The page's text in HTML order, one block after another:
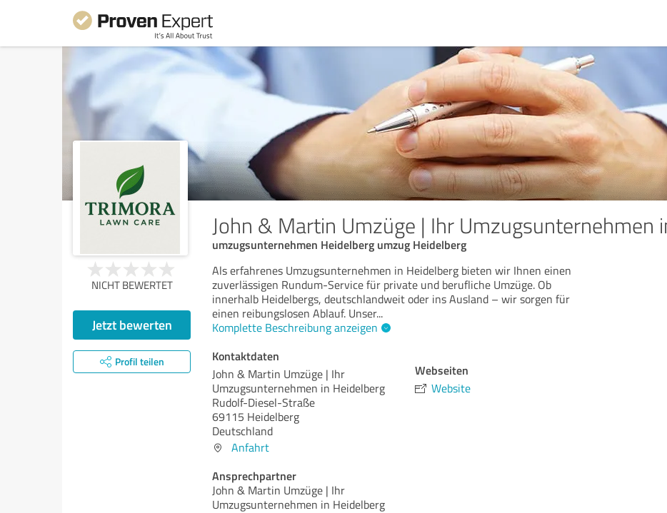
John & Martin Umzüge | Ihr Umzugsunternehmen
umzugsunternehmen Heidelberg umzug Heidelberg
NICHT BEWERTET
Jetzt bewerten
Profil teilen
Als erfahrenes Umzugsunternehmen in Heidelberg bieten wir Ihnen einen
zuverlässigen Rundum-Service für private und berufliche Umzüge. Ob
innerhalb Heidelbergs, deutschlandweit oder ins Ausland – wir sorgen für
einen reibungslosen Ablauf. Unser...
Komplette Beschreibung anzeigen
Kontaktdaten
John & Martin Umzüge | Ihr
Umzugsunternehmen in Heidelberg
Rudolf-Diesel-Straße
69115 Heidelberg
Deutschland
Anfahrt
Ansprechpartner
John & Martin Umzüge | Ihr
Umzugsunternehmen in Heidelberg
Webseiten
Website